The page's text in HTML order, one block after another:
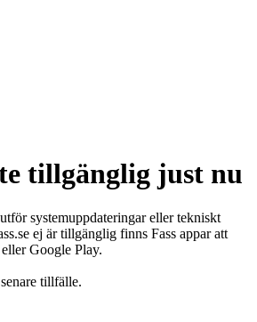
tillgänglig just nu
systemuppdateringar eller tekniskt
ej är tillgänglig finns Fass appar att
Google Play.
tillfälle.